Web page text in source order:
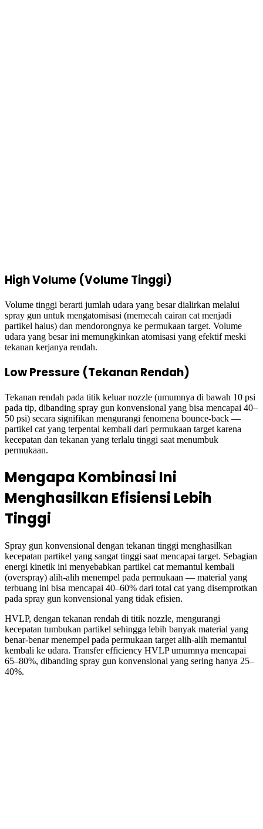
High Volume (Volume Tinggi)
Volume tinggi berarti jumlah udara yang besar dialirkan melalui
spray gun untuk mengatomisasi (memecah cairan cat menjadi
partikel halus) dan mendorongnya ke permukaan target. Volume
udara yang besar ini memungkinkan atomisasi yang efektif meski
tekanan kerjanya rendah.
Low Pressure (Tekanan Rendah)
Tekanan rendah pada titik keluar nozzle (umumnya di bawah 10 psi
pada tip, dibanding spray gun konvensional yang bisa mencapai 40–
50 psi) secara signifikan mengurangi fenomena bounce-back —
partikel cat yang terpental kembali dari permukaan target karena
kecepatan dan tekanan yang terlalu tinggi saat menumbuk
permukaan.
Mengapa Kombinasi Ini
Menghasilkan Efisiensi Lebih
Tinggi
Spray gun konvensional dengan tekanan tinggi menghasilkan
kecepatan partikel yang sangat tinggi saat mencapai target. Sebagian
energi kinetik ini menyebabkan partikel cat memantul kembali
(overspray) alih-alih menempel pada permukaan — material yang
terbuang ini bisa mencapai 40–60% dari total cat yang disemprotkan
pada spray gun konvensional yang tidak efisien.
HVLP, dengan tekanan rendah di titik nozzle, mengurangi
kecepatan tumbukan partikel sehingga lebih banyak material yang
benar-benar menempel pada permukaan target alih-alih memantul
kembali ke udara. Transfer efficiency HVLP umumnya mencapai
65–80%, dibanding spray gun konvensional yang sering hanya 25–
40%.